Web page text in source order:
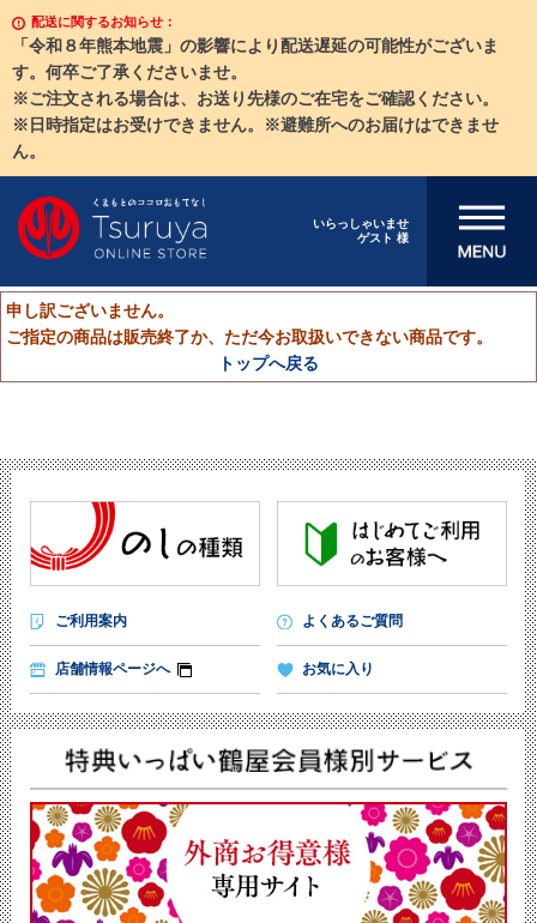
配送に関するお知らせ：
「令和８年熊本地震」の影響により配送遅延の可能性がございま
す。何卒ご了承くださいませ。
※ご注文される場合は、お送り先様のご在宅をご確認ください。
※日時指定はお受けできません。※避難所へのお届けはできませ
ん。
いらっしゃいませ
ゲスト 様
メニューを開
申し訳ございません。
ご指定の商品は販売終了か、ただ今お取扱いできない商品です。
トップへ戻る
ご利用案内 よくあるご質問
店舗情報ページへ お気に入り